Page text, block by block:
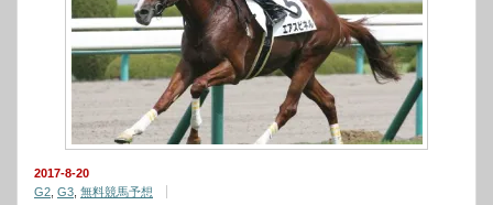
2017-8-20
G2 G3 無料競馬予想